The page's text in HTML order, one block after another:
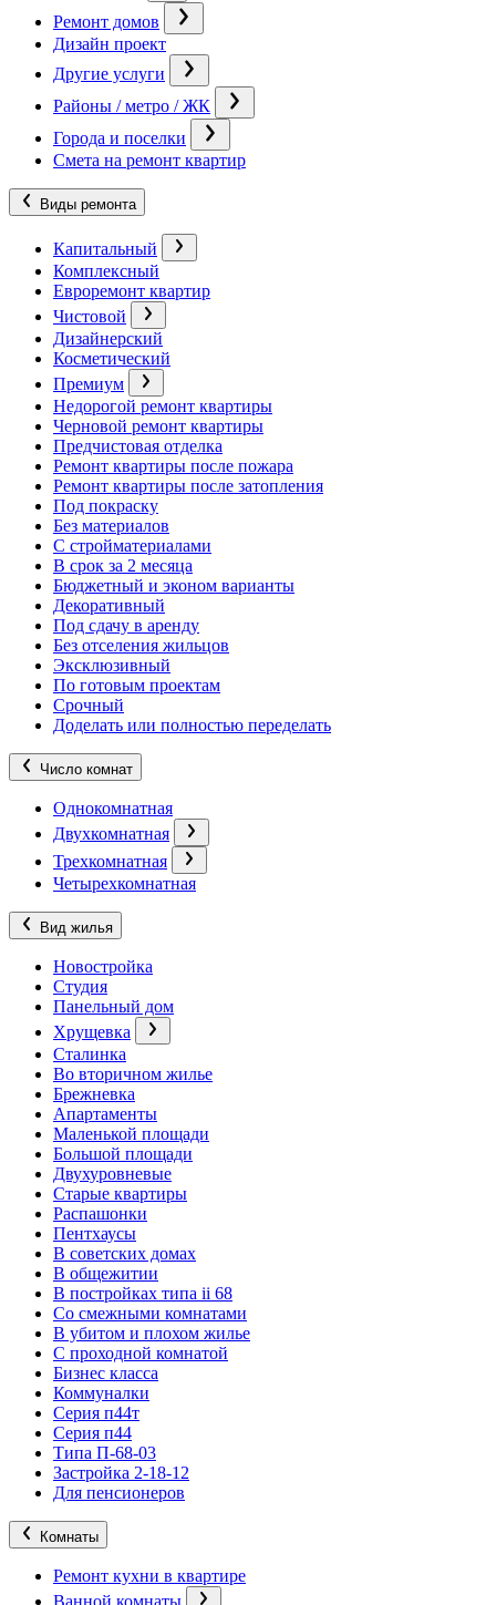
Ремонт домов
Дизайн проект
Другие услуги
Районы / метро / ЖК
Города и поселки
Смета на ремонт квартир
Виды ремонта
Капитальный
Комплексный
Евроремонт квартир
Чистовой
Дизайнерский
Косметический
Премиум
Недорогой ремонт квартиры
Черновой ремонт квартиры
Предчистовая отделка
Ремонт квартиры после пожара
Ремонт квартиры после затопления
Под покраску
Без материалов
С стройматериалами
В срок за 2 месяца
Бюджетный и эконом варианты
Декоративный
Под сдачу в аренду
Без отселения жильцов
Эксклюзивный
По готовым проектам
Срочный
Доделать или полностью переделать
Число комнат
Однокомнатная
Двухкомнатная
Трехкомнатная
Четырехкомнатная
Вид жилья
Новостройка
Студия
Панельный дом
Хрущевка
Сталинка
Во вторичном жилье
Брежневка
Апартаменты
Маленькой площади
Большой площади
Двухуровневые
Старые квартиры
Распашонки
Пентхаусы
В советских домах
В общежитии
В постройках типа ii 68
Со смежными комнатами
В убитом и плохом жилье
С проходной комнатой
Бизнес класса
Коммуналки
Серия п44т
Серия п44
Типа П-68-03
Застройка 2-18-12
Для пенсионеров
Комнаты
Ремонт кухни в квартире
Ванной комнаты